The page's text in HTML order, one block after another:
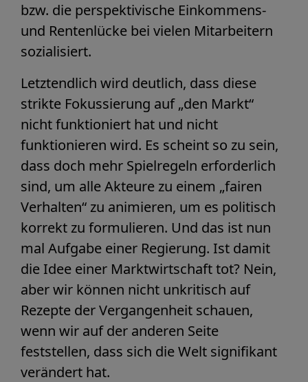
bzw. die perspektivische Einkommens-
und Rentenlücke bei vielen Mitarbeitern
sozialisiert.
Letztendlich wird deutlich, dass diese
strikte Fokussierung auf „den Markt“
nicht funktioniert hat und nicht
funktionieren wird. Es scheint so zu sein,
dass doch mehr Spielregeln erforderlich
sind, um alle Akteure zu einem „fairen
Verhalten“ zu animieren, um es politisch
korrekt zu formulieren. Und das ist nun
mal Aufgabe einer Regierung. Ist damit
die Idee einer Marktwirtschaft tot? Nein,
aber wir können nicht unkritisch auf
Rezepte der Vergangenheit schauen,
wenn wir auf der anderen Seite
feststellen, dass sich die Welt signifikant
verändert hat.